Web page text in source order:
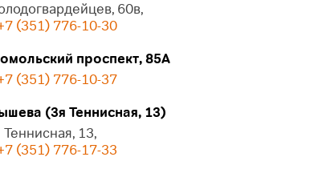
60в,
(351) 776-10-30
проспект, 85А
(351) 776-10-37
(3я Теннисная, 13)
Теннисная, 13,
(351) 776-17-33